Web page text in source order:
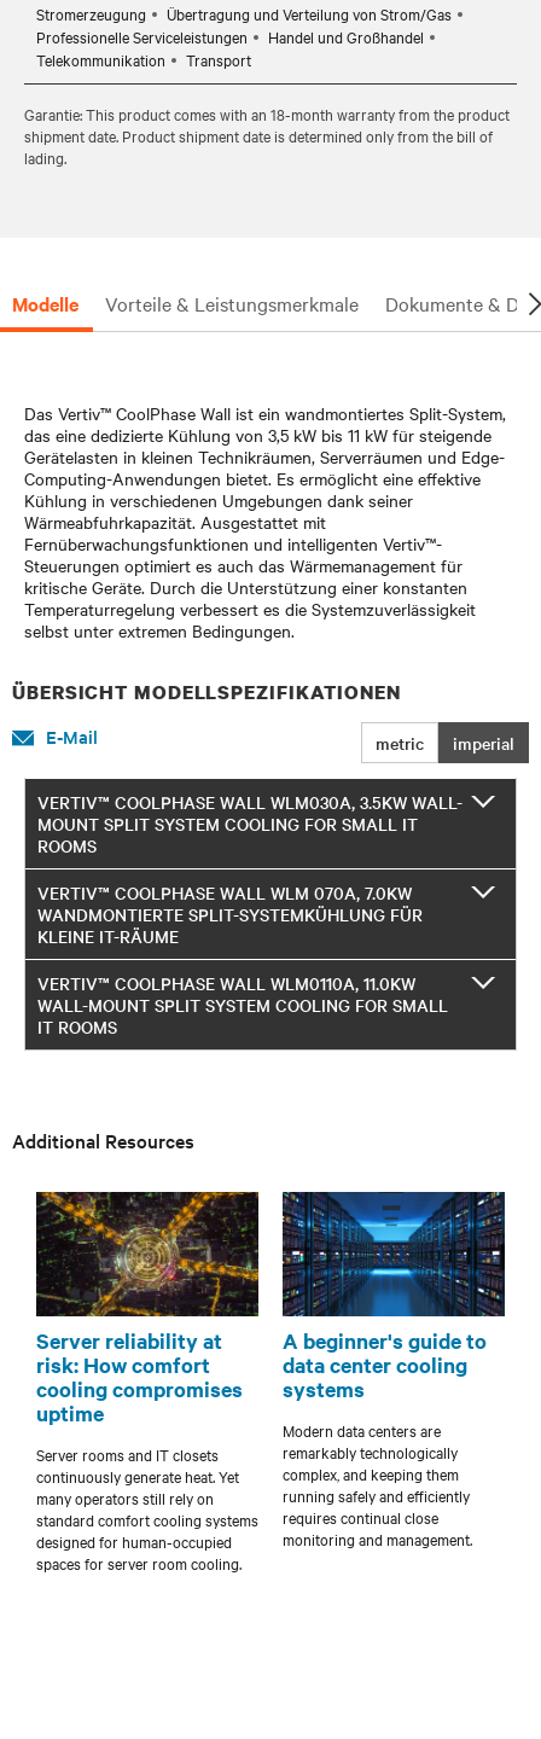
Stromerzeugung
Übertragung und Verteilung von Strom/Gas
Professionelle Serviceleistungen
Handel und Großhandel
Telekommunikation
Transport
Garantie: This product comes with an 18-month warranty from the product
shipment date. Product shipment date is determined only from the bill of
lading.
Modelle Vorteile & Leistungsmerkmale Dokumente &
Das Vertiv™ CoolPhase Wall ist ein wandmontiertes Split-System,
das eine dedizierte Kühlung von 3,5 kW bis 11 kW für steigende
Gerätelasten in kleinen Technikräumen, Serverräumen und Edge-
Computing-Anwendungen bietet. Es ermöglicht eine effektive
Kühlung in verschiedenen Umgebungen dank seiner
Wärmeabfuhrkapazität. Ausgestattet mit
Fernüberwachungsfunktionen und intelligenten Vertiv™-
Steuerungen optimiert es auch das Wärmemanagement für
kritische Geräte. Durch die Unterstützung einer konstanten
Temperaturregelung verbessert es die Systemzuverlässigkeit
selbst unter extremen Bedingungen.
ÜBERSICHT MODELLSPEZIFIKATIONEN
metric imperial
E-Mail
VERTIV™ COOLPHASE WALL WLM030A, 3.5KW WALL-
MOUNT SPLIT SYSTEM COOLING FOR SMALL IT
ROOMS
VERTIV™ COOLPHASE WALL WLM 070A, 7.0KW
WANDMONTIERTE SPLIT-SYSTEMKÜHLUNG FÜR
KLEINE IT-RÄUME
VERTIV™ COOLPHASE WALL WLM0110A, 11.0KW
WALL-MOUNT SPLIT SYSTEM COOLING FOR SMALL
IT ROOMS
Additional Resources
Server reliability at
risk: How comfort
cooling compromises
uptime
Server rooms and IT closets
continuously generate heat. Yet
many operators still rely on
standard comfort cooling systems
designed for human-occupied
spaces for server room cooling.
A beginner's guide to
data center cooling
systems
Modern data centers are
remarkably technologically
complex, and keeping them
running safely and efficiently
requires continual close
monitoring and management.